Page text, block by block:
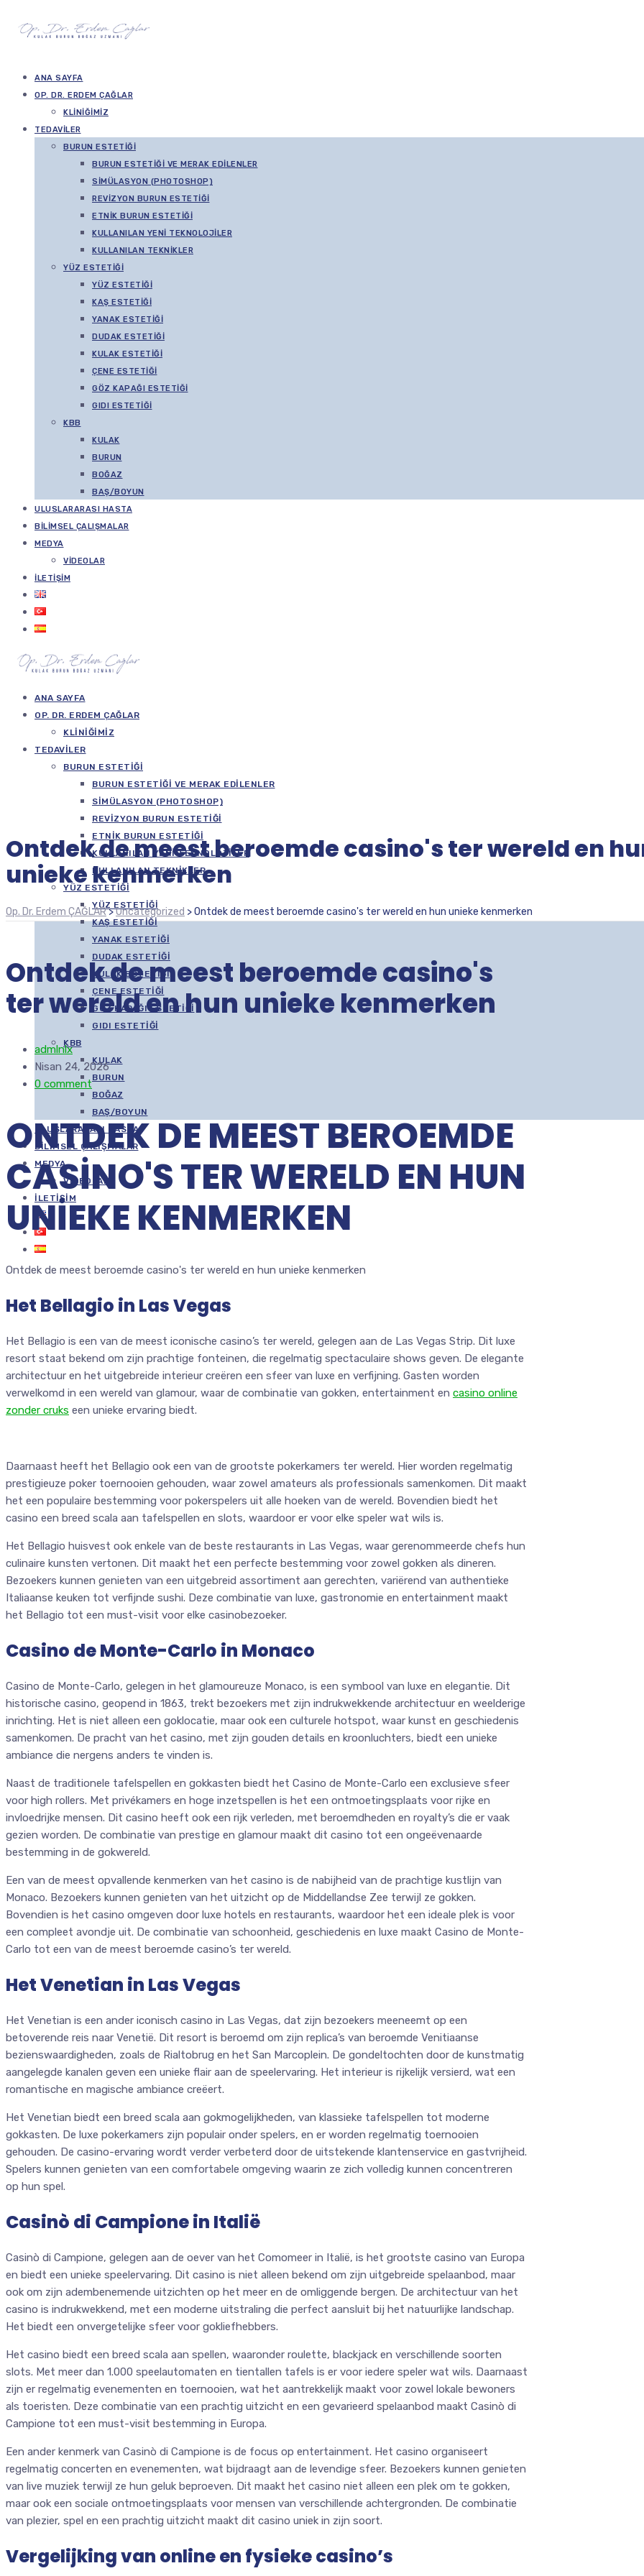
ANA SAYFA
OP. DR. ERDEM ÇAĞLAR
KLINIĞIMIZ
TEDAVILER
BURUN ESTETIĞI
BURUN ESTETIĞI VE MERAK EDILENLER
SIMÜLASYON (PHOTOSHOP)
REVIZYON BURUN ESTETIĞI
ETNIK BURUN ESTETIĞI
KULLANILAN YENI TEKNOLOJILER
KULLANILAN TEKNIKLER
YÜZ ESTETIĞI
YÜZ ESTETIĞI
KAŞ ESTETIĞI
YANAK ESTETIĞI
DUDAK ESTETIĞI
KULAK ESTETIĞI
ÇENE ESTETIĞI
GÖZ KAPAĞI ESTETIĞI
GIDI ESTETIĞI
KBB
KULAK
BURUN
BOĞAZ
BAŞ/BOYUN
ULUSLARARASI HASTA
BILIMSEL ÇALIŞMALAR
MEDYA
VIDEOLAR
İLETIŞIM
ANA SAYFA
OP. DR. ERDEM ÇAĞLAR
KLINIĞIMIZ
TEDAVILER
BURUN ESTETIĞI
BURUN ESTETIĞI VE MERAK EDILENLER
SIMÜLASYON (PHOTOSHOP)
REVIZYON BURUN ESTETIĞI
ETNIK BURUN ESTETIĞI
KULLANILAN YENI TEKNOLOJILER
KULLANILAN TEKNIKLER
YÜZ ESTETIĞI
YÜZ ESTETIĞI
KAŞ ESTETIĞI
YANAK ESTETIĞI
DUDAK ESTETIĞI
KULAK ESTETIĞI
ÇENE ESTETIĞI
GÖZ KAPAĞI ESTETIĞI
GIDI ESTETIĞI
KBB
KULAK
BURUN
BOĞAZ
BAŞ/BOYUN
ULUSLARARASI HASTA
BILIMSEL ÇALIŞMALAR
MEDYA
VIDEOLAR
İLETIŞIM
Ontdek de meest beroemde casino's ter wereld en
unieke kenmerken
Op. Dr. Erdem ÇAĞLAR>Uncategorized >Ontdek de meest beroemde casino's ter wereld en hun unieke kenmerken
Ontdek de meest beroemde casino's
ter wereld en hun unieke kenmerken
admlnlx
Nisan 24, 2026
0 comment
ONTDEK DE MEEST BEROEMDE
CASINO'S TER WERELD EN HUN
UNIEKE KENMERKEN
Ontdek de meest beroemde casino's ter wereld en hun unieke kenmerken
Het Bellagio in Las Vegas
Het Bellagio is een van de meest iconische casino’s ter wereld, gelegen aan de Las Vegas Strip. Dit luxe
resort staat bekend om zijn prachtige fonteinen, die regelmatig spectaculaire shows geven. De elegante
architectuur en het uitgebreide interieur creëren een sfeer van luxe en verfijning. Gasten worden
verwelkomd in een wereld van glamour, waar de combinatie van gokken, entertainment en casino online
zonder cruks een unieke ervaring biedt.
Daarnaast heeft het Bellagio ook een van de grootste pokerkamers ter wereld. Hier worden regelmatig
prestigieuze poker toernooien gehouden, waar zowel amateurs als professionals samenkomen. Dit maakt
het een populaire bestemming voor pokerspelers uit alle hoeken van de wereld. Bovendien biedt het
casino een breed scala aan tafelspellen en slots, waardoor er voor elke speler wat wils is.
Het Bellagio huisvest ook enkele van de beste restaurants in Las Vegas, waar gerenommeerde chefs hun
culinaire kunsten vertonen. Dit maakt het een perfecte bestemming voor zowel gokken als dineren.
Bezoekers kunnen genieten van een uitgebreid assortiment aan gerechten, variërend van authentieke
Italiaanse keuken tot verfijnde sushi. Deze combinatie van luxe, gastronomie en entertainment maakt
het Bellagio tot een must-visit voor elke casinobezoeker.
Casino de Monte-Carlo in Monaco
Casino de Monte-Carlo, gelegen in het glamoureuze Monaco, is een symbool van luxe en elegantie. Dit
historische casino, geopend in 1863, trekt bezoekers met zijn indrukwekkende architectuur en weelderige
inrichting. Het is niet alleen een goklocatie, maar ook een culturele hotspot, waar kunst en geschiedenis
samenkomen. De pracht van het casino, met zijn gouden details en kroonluchters, biedt een unieke
ambiance die nergens anders te vinden is.
Naast de traditionele tafelspellen en gokkasten biedt het Casino de Monte-Carlo een exclusieve sfeer
voor high rollers. Met privékamers en hoge inzetspellen is het een ontmoetingsplaats voor rijke en
invloedrijke mensen. Dit casino heeft ook een rijk verleden, met beroemdheden en royalty’s die er vaak
gezien worden. De combinatie van prestige en glamour maakt dit casino tot een ongeëvenaarde
bestemming in de gokwereld.
Een van de meest opvallende kenmerken van het casino is de nabijheid van de prachtige kustlijn van
Monaco. Bezoekers kunnen genieten van het uitzicht op de Middellandse Zee terwijl ze gokken.
Bovendien is het casino omgeven door luxe hotels en restaurants, waardoor het een ideale plek is voor
een compleet avondje uit. De combinatie van schoonheid, geschiedenis en luxe maakt Casino de Monte-
Carlo tot een van de meest beroemde casino’s ter wereld.
Het Venetian in Las Vegas
Het Venetian is een ander iconisch casino in Las Vegas, dat zijn bezoekers meeneemt op een
betoverende reis naar Venetië. Dit resort is beroemd om zijn replica’s van beroemde Venitiaanse
bezienswaardigheden, zoals de Rialtobrug en het San Marcoplein. De gondeltochten door de kunstmatig
aangelegde kanalen geven een unieke flair aan de speelervaring. Het interieur is rijkelijk versierd, wat een
romantische en magische ambiance creëert.
Het Venetian biedt een breed scala aan gokmogelijkheden, van klassieke tafelspellen tot moderne
gokkasten. De luxe pokerkamers zijn populair onder spelers, en er worden regelmatig toernooien
gehouden. De casino-ervaring wordt verder verbeterd door de uitstekende klantenservice en gastvrijheid.
Spelers kunnen genieten van een comfortabele omgeving waarin ze zich volledig kunnen concentreren
op hun spel.
Casinò di Campione in Italië
Casinò di Campione, gelegen aan de oever van het Comomeer in Italië, is het grootste casino van Europa
en biedt een unieke speelervaring. Dit casino is niet alleen bekend om zijn uitgebreide spelaanbod, maar
ook om zijn adembenemende uitzichten op het meer en de omliggende bergen. De architectuur van het
casino is indrukwekkend, met een moderne uitstraling die perfect aansluit bij het natuurlijke landschap.
Het biedt een onvergetelijke sfeer voor gokliefhebbers.
Het casino biedt een breed scala aan spellen, waaronder roulette, blackjack en verschillende soorten
slots. Met meer dan 1.000 speelautomaten en tientallen tafels is er voor iedere speler wat wils. Daarnaast
zijn er regelmatig evenementen en toernooien, wat het aantrekkelijk maakt voor zowel lokale bewoners
als toeristen. Deze combinatie van een prachtig uitzicht en een gevarieerd spelaanbod maakt Casinò di
Campione tot een must-visit bestemming in Europa.
Een ander kenmerk van Casinò di Campione is de focus op entertainment. Het casino organiseert
regelmatig concerten en evenementen, wat bijdraagt aan de levendige sfeer. Bezoekers kunnen genieten
van live muziek terwijl ze hun geluk beproeven. Dit maakt het casino niet alleen een plek om te gokken,
maar ook een sociale ontmoetingsplaats voor mensen van verschillende achtergronden. De combinatie
van plezier, spel en een prachtig uitzicht maakt dit casino uniek in zijn soort.
Vergelijking van online en fysieke casino’s